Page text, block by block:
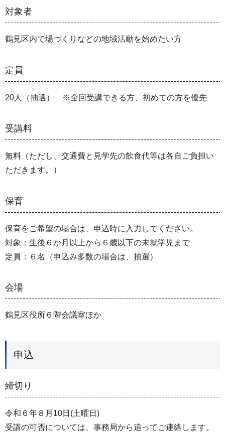
対象者
鶴見区内で場づくりなどの地域活動を始めたい方
定員
20人（抽選） ※全回受講できる方、初めての方を優先
受講料
無料（ただし、交通費と見学先の飲食代等は各自ご負担い
ただきます。）
保育
保育をご希望の場合は、申込時に入力してください。
対象：生後６か月以上から６歳以下の未就学児まで
定員：６名（申込み多数の場合は、抽選）
会場
鶴見区役所６階会議室ほか
申込
締切り
令和６年８月10日(土曜日)
受講の可否については、事務局から追ってご連絡します。